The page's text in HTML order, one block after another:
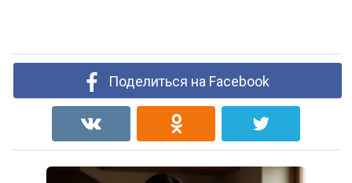
Поделиться на Facebook